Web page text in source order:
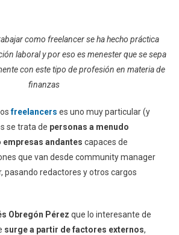
como freelancer se ha hecho práctica
laboral y por eso es menester que se sepa
con este tipo de profesión en materia de
finanzas
freelancers es uno muy particular (y
se trata de personas a menudo
andantes capaces de
que van desde community manager
pasando redactores y otros cargos
Obregón Pérez que lo interesante de
surge a partir de factores externos,